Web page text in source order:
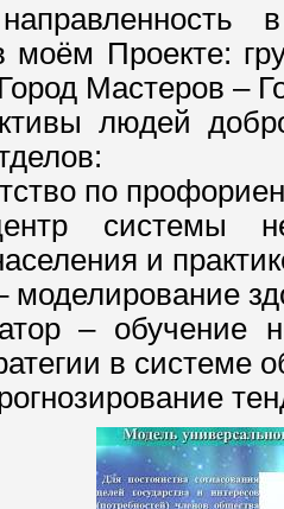
моём Проекте:
Мастеров –
людей
по
системы
и
– обучение
в системе